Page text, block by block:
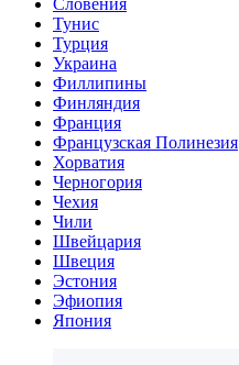
Словения
Тунис
Турция
Украина
Филлипины
Финляндия
Франция
Французская Полинезия
Хорватия
Черногория
Чехия
Чили
Швейцария
Швеция
Эстония
Эфиопия
Япония